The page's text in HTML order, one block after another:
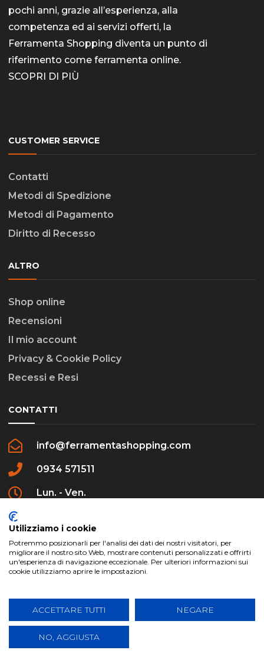
pochi anni, grazie all’esperienza, alla
competenza ed ai servizi offerti, la
Ferramenta Shopping diventa un punto di
riferimento come ferramenta online.
SCOPRI DI PIÙ
CUSTOMER SERVICE
Contatti
Metodi di Spedizione
Metodi di Pagamento
Diritto di Recesso
ALTRO
Shop online
Recensioni
Il mio account
Privacy & Cookie Policy
Recessi e Resi
CONTATTI
info@ferramentashopping.com
0934 571511
Lun. - Ven.
Creative Agency | All Rights Reserved.
Utilizziamo i cookie
Potremmo posizionarli per l'analisi dei dati dei nostri visitatori, per
migliorare il nostro sito Web, mostrare contenuti personalizzati e offrirti
un'esperienza di navigazione eccezionale. Per ulteriori informazioni sui
cookie utilizziamo aprire le impostazioni.
ACCETTARE TUTTI NEGARE
NO, AGGIUSTA